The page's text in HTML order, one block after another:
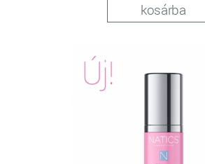
kosárba